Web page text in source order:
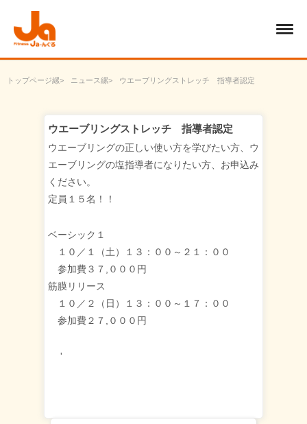
トップページ ニュース ウエーブリングストレッチ 指導者認定
ウエーブリングストレッチ 指導者認定
ウエーブリングの正しい使い方を学びたい方、ウ
エーブリングの塩指導者になりたい方、お申込み
ください。
定員１５名！！
ベーシック１
１０／１（土）１３：００～２１：００
参加費３７,０００円
筋膜リリース
１０／２（日）１３：００～１７：００
参加費２７,０００円
'